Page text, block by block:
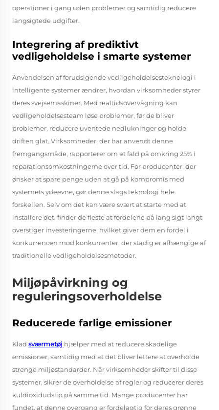
operationer i gang uden problemer og samtidig reducere
langsigtede udgifter.
Integrering af prediktivt
vedligeholdelse i smarte systemer
Anvendelsen af forudsigende vedligeholdelsesteknologi i
intelligente systemer ændrer, hvordan virksomheder styrer
deres svejsemaskiner. Med realtidsovervågning kan
vedligeholdelsesteam løse problemer, før de bliver
problemer, reducere uventede nedlukninger og holde
driften glat. Virksomheder, der har anvendt denne
fremgangsmåde, rapporterer om et fald på omkring 25% i
reparationsomkostningerne over tid. For producenter, der
ønsker at spare penge uden at gå på kompromis med
systemets ydeevne, gør denne slags teknologi hele
forskellen. Selv om det kan være svært at starte med at
installere det, finder de fleste at fordelene på lang sigt langt
overstiger investeringerne, hvilket giver dem en fordel i
konkurrencen mod konkurrenter, der stadig er afhængige af
traditionelle vedligeholdelsesmetoder.
Miljøpåvirkning og
reguleringsoverholdelse
Reducerede farlige emissioner
Klad sværmetøj hjælper med at reducere skadelige
emissioner, samtidig med at det bliver lettere at overholde
strenge miljøstandarder. Når virksomheder skifter til disse
systemer, sikrer de overholdelse af regler og reducerer deres
kuldioxidudslip på samme tid. Mange producenter har
fundet, at denne overgang er fordelagtig for deres grønne